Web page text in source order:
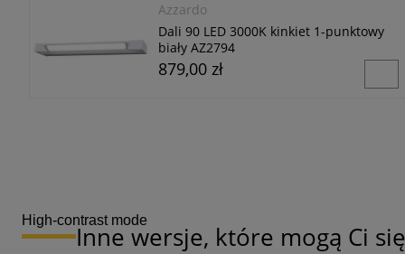
Azzardo
Dali 90 LED 3000K kinkiet 1-punktowy
biały AZ2794
879,00 zł
High-contrast mode
Inne wersje, które mogą Ci